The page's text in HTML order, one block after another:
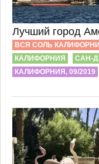
Лучший город
ВСЯ СОЛЬ
КАЛИФОРНИЯ
САН-
КАЛИФОРНИЯ, 09/2019